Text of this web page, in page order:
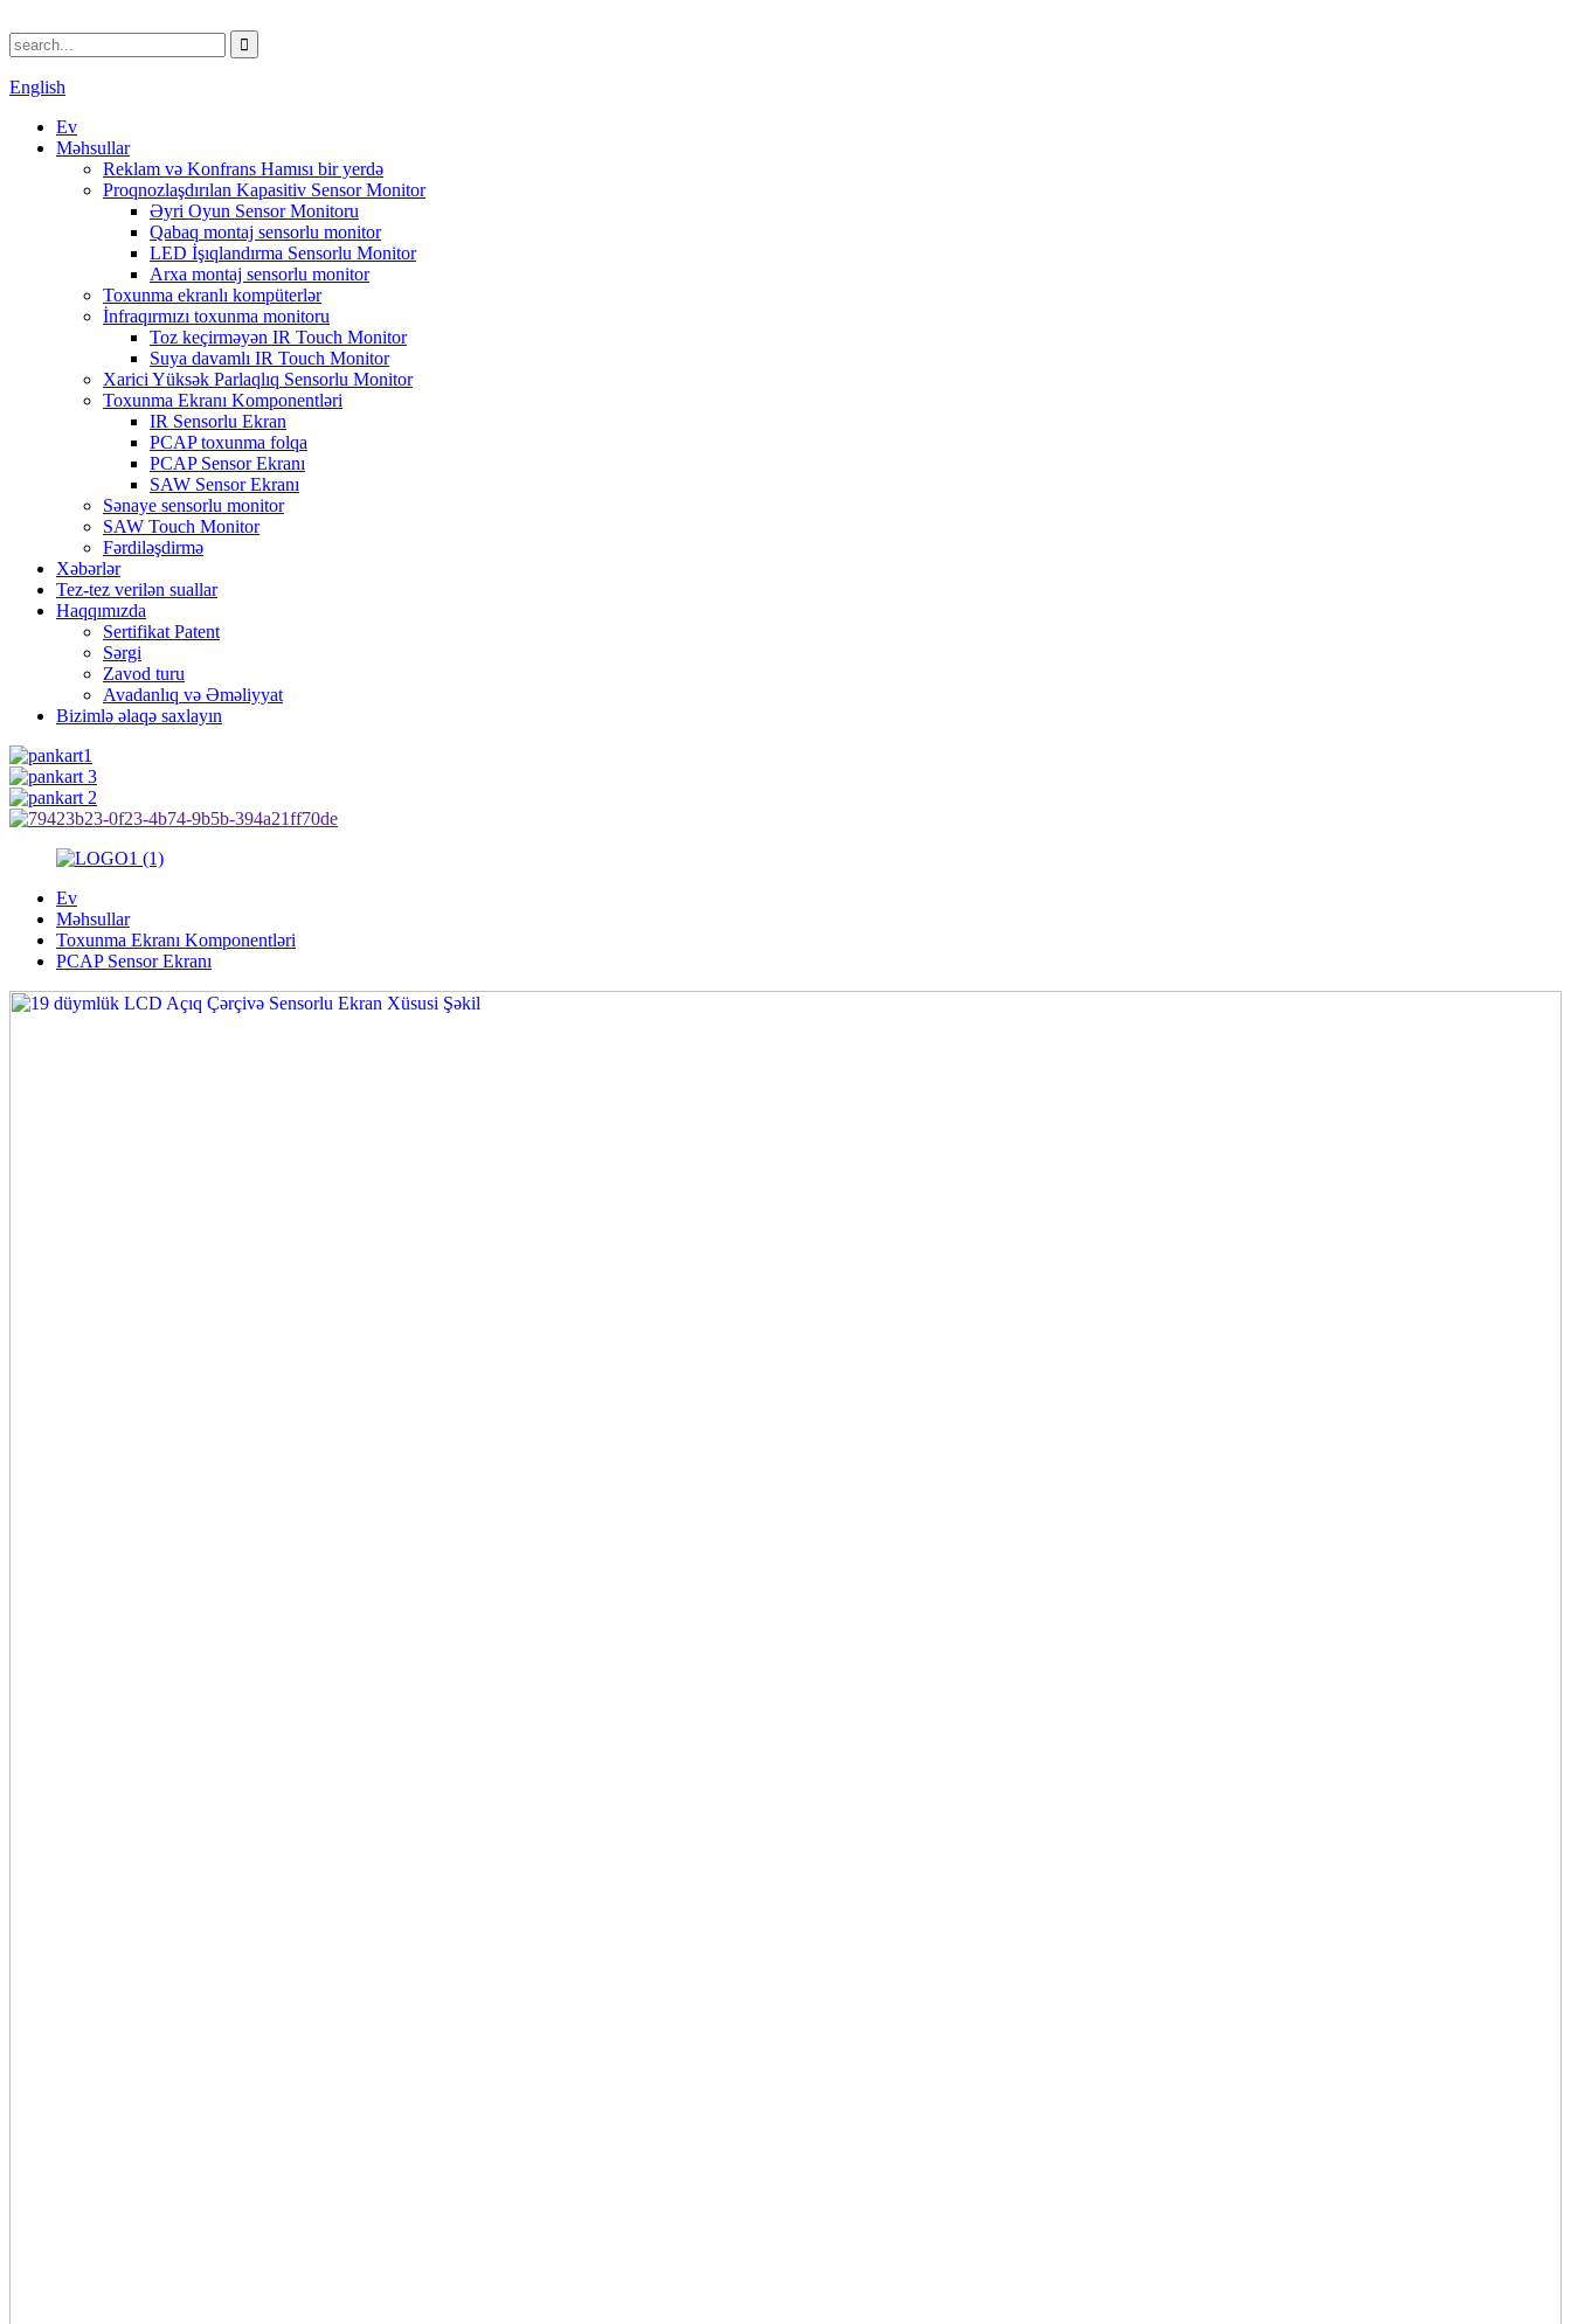
English
Ev
Məhsullar
Reklam və Konfrans Hamısı bir yerdə
Proqnozlaşdırılan Kapasitiv Sensor Monitor
Əyri Oyun Sensor Monitoru
Qabaq montaj sensorlu monitor
LED İşıqlandırma Sensorlu Monitor
Arxa montaj sensorlu monitor
Toxunma ekranlı kompüterlər
İnfraqırmızı toxunma monitoru
Toz keçirməyən IR Touch Monitor
Suya davamlı IR Touch Monitor
Xarici Yüksək Parlaqlıq Sensorlu Monitor
Toxunma Ekranı Komponentləri
IR Sensorlu Ekran
PCAP toxunma folqa
PCAP Sensor Ekranı
SAW Sensor Ekranı
Sənaye sensorlu monitor
SAW Touch Monitor
Fərdiləşdirmə
Xəbərlər
Tez-tez verilən suallar
Haqqımızda
Sertifikat Patent
Sərgi
Zavod turu
Avadanlıq və Əməliyyat
Bizimlə əlaqə saxlayın
Ev
Məhsullar
Toxunma Ekranı Komponentləri
PCAP Sensor Ekranı